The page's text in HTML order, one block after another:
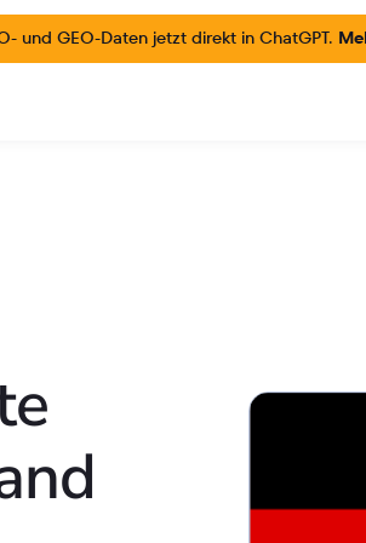
und GEO-Daten jetzt direkt in ChatGPT.